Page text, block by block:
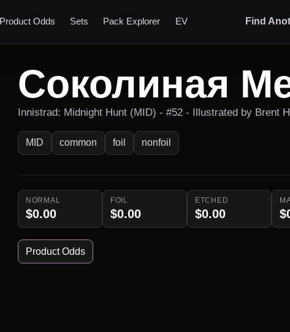
Product Odds Sets Pack Explorer EV Find
Соколиная
Innistrad: Midnight Hunt (MID) - #52 - Illustrated by Brent
MID common foil nonfoil
NORMAL
$0.00
FOIL
$0.00
ETCHED
$0.00
Product Odds